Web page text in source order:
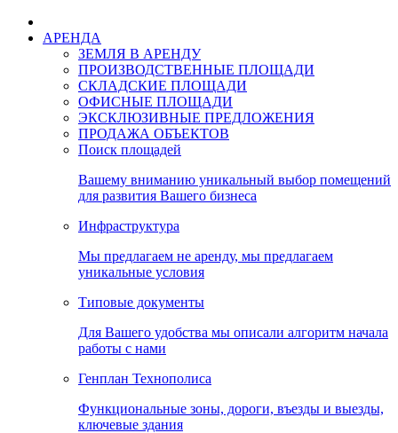
АРЕНДА
ЗЕМЛЯ В АРЕНДУ
ПРОИЗВОДСТВЕННЫЕ ПЛОЩАДИ
СКЛАДСКИЕ ПЛОЩАДИ
ОФИСНЫЕ ПЛОЩАДИ
ЭКСКЛЮЗИВНЫЕ ПРЕДЛОЖЕНИЯ
ПРОДАЖА ОБЪЕКТОВ
Поиск площадей
Вашему вниманию уникальный выбор помещений
для развития Вашего бизнеса
Инфраструктура
Мы предлагаем не аренду, мы предлагаем
уникальные условия
Типовые документы
Для Вашего удобства мы описали алгоритм начала
работы с нами
Генплан Технополиса
Функциональные зоны, дороги, въезды и выезды,
ключевые здания